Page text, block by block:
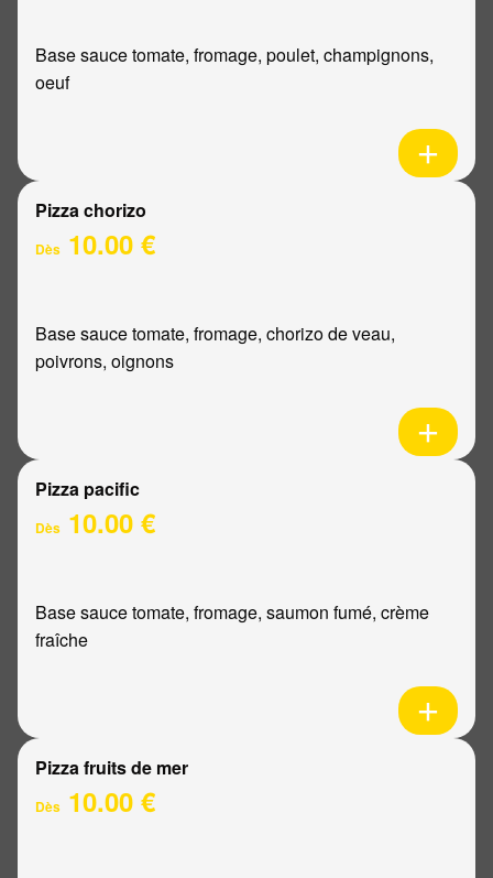
Base sauce tomate, fromage, poulet, champignons,
oeuf
Pizza chorizo
Dès 10.00 €
Base sauce tomate, fromage, chorizo de veau,
poivrons, oignons
Pizza pacific
Dès 10.00 €
Base sauce tomate, fromage, saumon fumé, crème
fraîche
Pizza fruits de mer
Dès 10.00 €